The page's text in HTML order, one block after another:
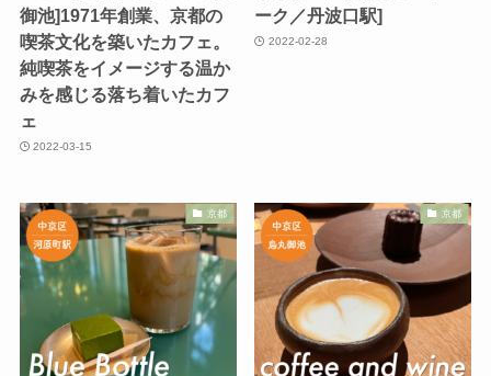
御池]1971年創業、京都の
喫茶文化を築いたカフェ。
純喫茶をイメージする温か
みを感じる落ち着いたカフ
ェ
2022-03-15
ーク／丹波口駅]
2022-02-28
京都 京都